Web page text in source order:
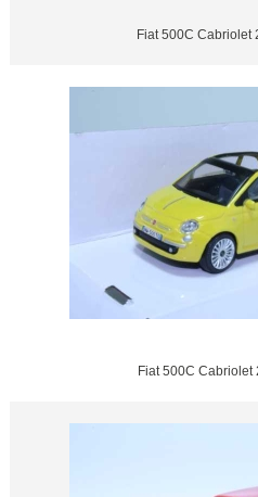
Fiat 500C Cabriolet
Fiat 500C Cabriolet